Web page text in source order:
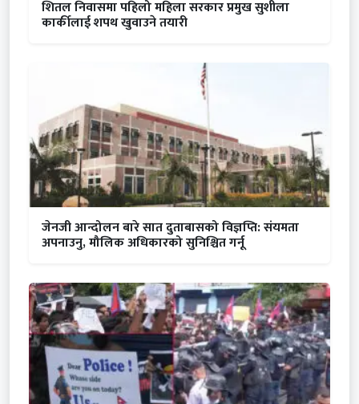
शितल निवासमा पहिलो महिला सरकार प्रमुख सुशीला
कार्कीलाई शपथ खुवाउने तयारी
जेनजी आन्दोलन बारे सात दुताबासको विज्ञप्ति: संयमता
अपनाउनु, मौलिक अधिकारको सुनिश्चित गर्नू